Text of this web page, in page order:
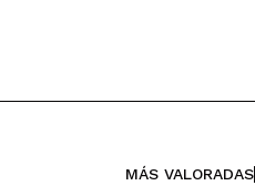
MÁS VALORADAS